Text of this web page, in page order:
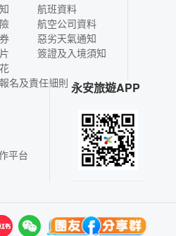
航班資料
航空公司資料
惡劣天氣通知
簽證及入境須知
名及責任細則
平台
永安旅遊APP